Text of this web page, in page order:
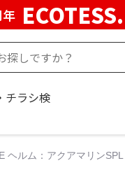
チラシ検
ヘルム：アクアマリン